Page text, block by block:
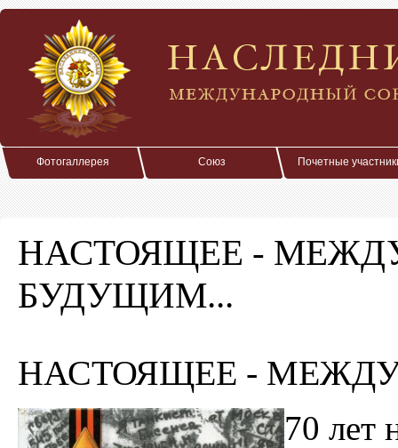
Фотогаллерея Союз Почетные
НАСТОЯЩЕЕ -
БУДУЩИМ...
НАСТОЯЩЕЕ -
70 лет